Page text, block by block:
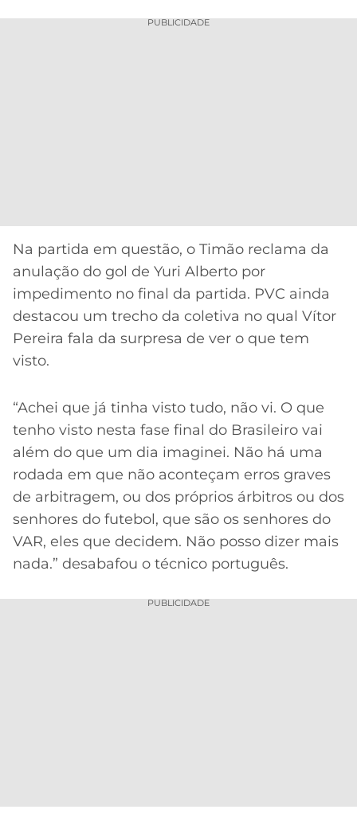
FLUMINENSE
ATLÉTICO
MG
PUBLICIDADE
Na partida em questão, o Timão reclama da
anulação do gol de Yuri Alberto por
impedimento no final da partida. PVC ainda
destacou um trecho da coletiva no qual Vítor
Pereira fala da surpresa de ver o que tem
visto.
“Achei que já tinha visto tudo, não vi. O que
tenho visto nesta fase final do Brasileiro vai
além do que um dia imaginei. Não há uma
rodada em que não aconteçam erros graves
de arbitragem, ou dos próprios árbitros ou dos
senhores do futebol, que são os senhores do
VAR, eles que decidem. Não posso dizer mais
nada.” desabafou o técnico português.
PUBLICIDADE